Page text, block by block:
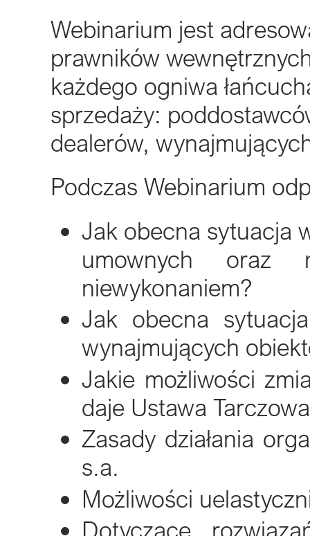
Webinarium jest
prawników
każdego ogniwa
sprzedaży:
dealerów,
Podczas Webinarium
Jak obecna sytuacja
umownych
niewykonaniem?
Jak obecna
wynajmujących
Jakie możliwości
daje Ustawa
Zasady działania
s.a.
Możliwości
Dotyczące